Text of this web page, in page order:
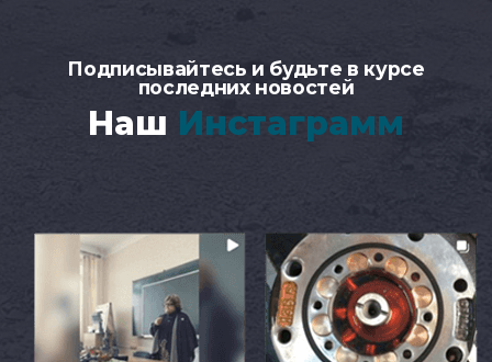
Подписывайтесь и будьте в курсе
последних новостей
Наш Инстаграмм